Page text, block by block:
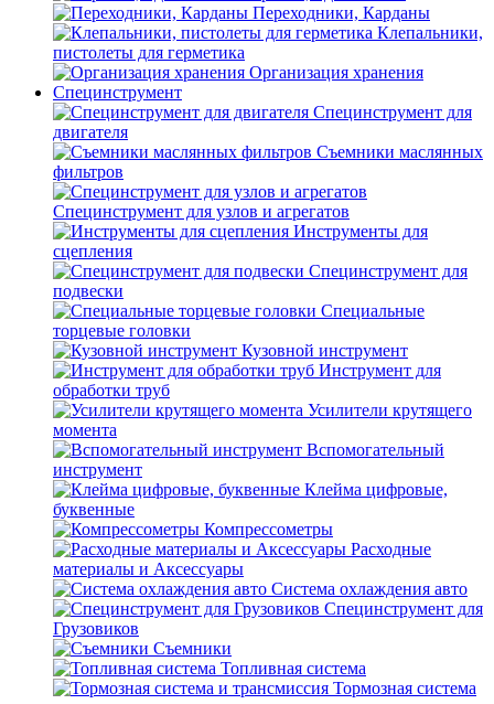
Переходники, Карданы
Клепальники,
пистолеты для герметика
Организация хранения
Специнструмент
Специнструмент для
двигателя
Съемники маслянных
фильтров
Специнструмент для узлов и агрегатов
Инструменты для
сцепления
Специнструмент для
подвески
Специальные
торцевые головки
Кузовной инструмент
Инструмент для
обработки труб
Усилители крутящего
момента
Вспомогательный
инструмент
Клейма цифровые,
буквенные
Компрессометры
Расходные
материалы и Аксессуары
Система охлаждения авто
Специнструмент для
Грузовиков
Съемники
Топливная система
Тормозная система